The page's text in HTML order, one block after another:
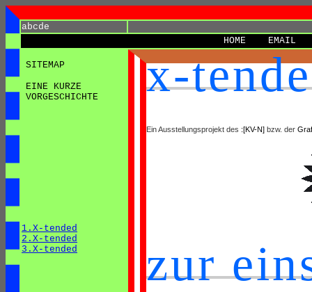
abcde
HOME
EMAIL
SITEMAP
EINE KURZE
VORGESCHICHTE
x-
Ein Ausstellungsprojekt des :[KV-N] bzw. der
zur
1.X-tended
2.X-tended
3.X-tended